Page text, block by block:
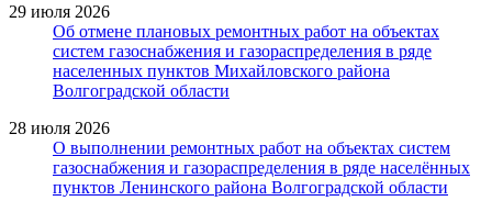
29 июля 2026
Об отмене плановых ремонтных работ на объектах
систем газоснабжения и газораспределения в ряде
населенных пунктов Михайловского района
Волгоградской области
28 июля 2026
О выполнении ремонтных работ на объектах систем
газоснабжения и газораспределения в ряде населённых
пунктов Ленинского района Волгоградской области